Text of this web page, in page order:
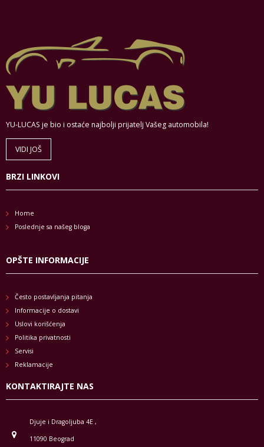
YU-LUCAS je bio i ostaće najbolji prijatelj Vašeg automobila!
VIDI JOŠ
BRZI LINKOVI
Home
Poslednje sa našeg bloga
OPŠTE INFORMACIJE
Često postavljanja pitanja
Informacije o dostavi
Uslovi korišćenja
Politika privatnosti
Servisi
Reklamacije
KONTAKTIRAJTE NAS
Djuje i Dragoljuba 4E ,
11090 Beograd